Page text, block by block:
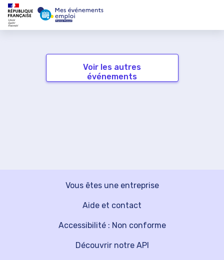
Voir les autres
événements
Vous êtes une entreprise
Découvrir notre API
Aide et contact
Accessibilité : Non conforme